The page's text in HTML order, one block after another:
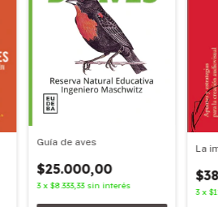
Guía de aves
$25.000,00
3 x$8.333,33 sin interés
La
3 x